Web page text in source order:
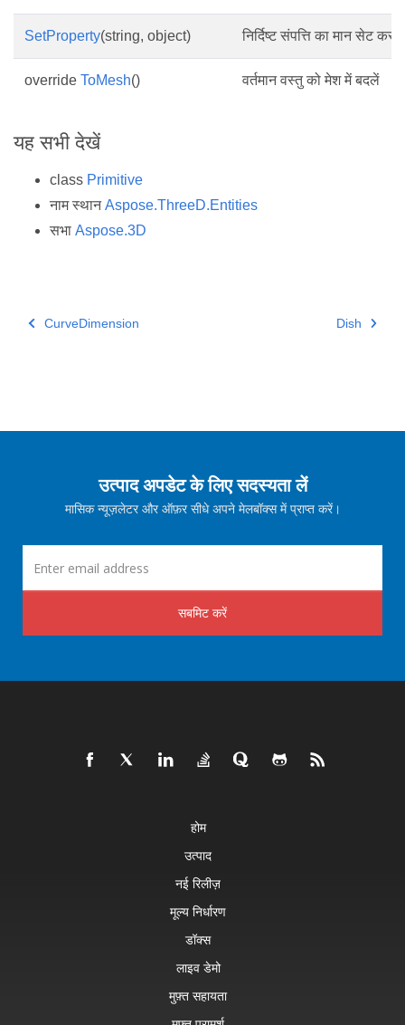
SetProperty(string, object) निर्दिष्ट संपत्ति का मान सेट
override ToMesh() वर्तमान वस्तु को मेश में बदलें
यह सभी देखें
class Primitive
नाम स्थानAspose.ThreeD.Entities
सभा Aspose.3D
CurveDimension Dish
उत्पाद अपडेट के लिए सदस्यता लें
मासिक न्यूज़लेटर और ऑफ़र सीधे अपने मेलबॉक्स में प्राप्त करें।
सबमिट करें
होम
उत्पाद
नई रिलीज़
मूल्य निर्धारण
डॉक्स
लाइव डेमो
मुफ़्त सहायता